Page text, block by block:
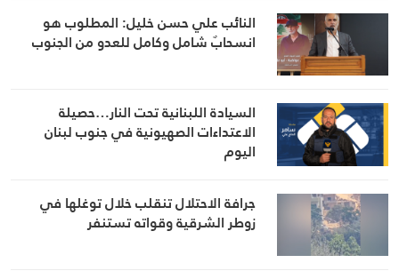
النائب علي حسن خليل: المطلوب هو
انسحابٌ شامل وكامل للعدو من الجنوب
السيادة اللبنانية تحت النار…حصيلة
الاعتداءات الصهيونية في جنوب لبنان
اليوم
جرافة الاحتلال تنقلب خلال توغلها في
زوطر الشرقية وقواته تستنفر